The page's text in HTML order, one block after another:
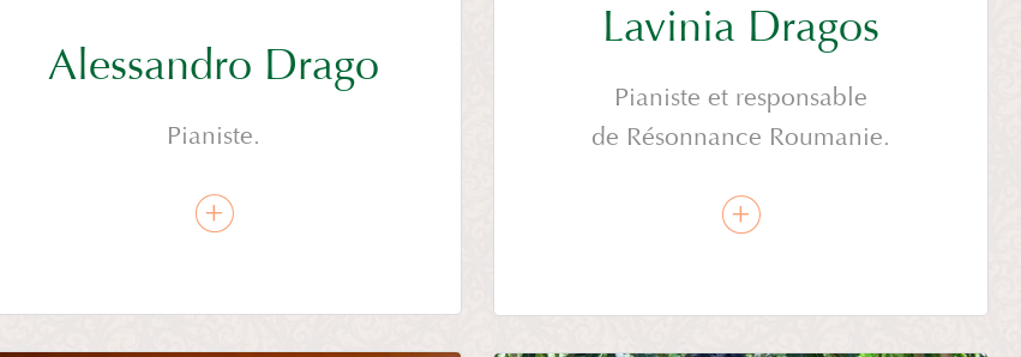
Alessandro Drago
Pianiste.
Lavinia Dragos
Pianiste et responsable
de Résonnance Roumanie.